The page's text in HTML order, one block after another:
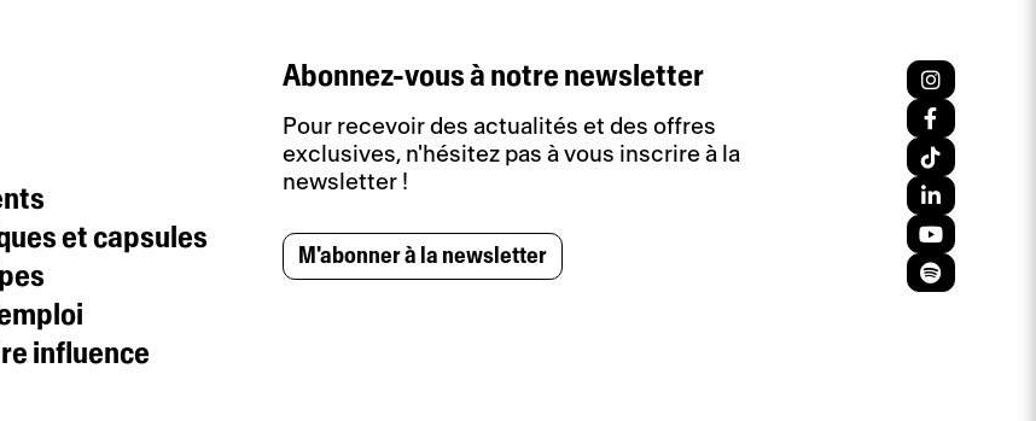
et capsules
influence
Abonnez-vous à notre newsletter
Pour recevoir des actualités et des offres
exclusives, n'hésitez pas à vous inscrire à la
newsletter !
M'abonner à la newsletter